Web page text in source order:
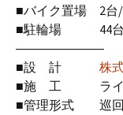
■バイク置場 2台/
■駐輪場 44台/
―――――――
■設 計 株
■施 工 ライト
■管理形式 巡回